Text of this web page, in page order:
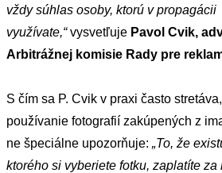
vždy súhlas osoby, ktorú v propagácii
využívate,“vysvetľuje Pavol Cvik,
Arbitrážnej komisie Rady pre
S čím sa P. Cvik v praxi často
používanie fotografií zakúpených z
ne špeciálne upozorňuje: „To, že
ktorého si vyberiete fotku, zaplatíte za